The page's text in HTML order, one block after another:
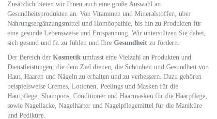
Zusätzlich bieten wir Ihnen auch eine große Auswahl an
Gesundheitsprodukten an. Von Vitaminen und Mineralstoffen, über
Nahrungsergänzungsmittel und Homöopathie, bis hin zu Produkten für
eine gesunde Lebensweise und Entspannung. Wir unterstützen Sie dabei,
sich gesund und fit zu fühlen und Ihre Gesundheit zu fördern.
Der Bereich der Kosmetik umfasst eine Vielzahl an Produkten und
Dienstleistungen, die dem Ziel dienen, die Schönheit und Gesundheit von
Haut, Haaren und Nägeln zu erhalten und zu verbessern. Dazu gehören
beispielsweise Cremes, Lotionen, Peelings und Masken für die
Hautpflege, Shampoos, Conditioner und Haarmasken für die Haarpflege,
sowie Nagellacke, Nagelhärter und Nagelpflegemittel für die Maniküre
und Pediküre.